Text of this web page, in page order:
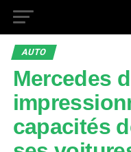
AUTO
Mercedes
capacités